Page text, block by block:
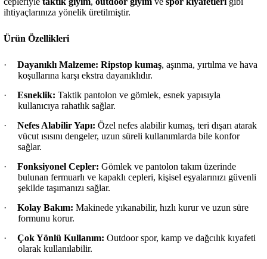
ihtiyaçlarınıza yönelik üretilmiştir.
Ürün Özellikleri
· Dayanıklı Malzeme: Ripstop kumaş, aşınma, yırtılma ve hava
koşullarına karşı ekstra dayanıklıdır.
·
Esneklik: Taktik pantolon ve gömlek, esnek yapısıyla
kullanıcıya rahatlık sağlar.
·
Nefes Alabilir Yapı: Özel nefes alabilir kumaş, teri dışarı atarak
vücut ısısını dengeler, uzun süreli kullanımlarda bile konfor
sağlar.
·
Fonksiyonel Cepler: Gömlek ve pantolon takım üzerinde
bulunan fermuarlı ve kapaklı cepleri, kişisel eşyalarınızı güvenli
şekilde taşımanızı sağlar.
·
Kolay Bakım: Makinede yıkanabilir, hızlı kurur ve uzun süre
formunu korur.
·
Çok Yönlü Kullanım: Outdoor spor, kamp ve dağcılık kıyafeti
olarak kullanılabilir.